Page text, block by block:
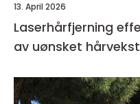
13. April 2026
Laserhårfjerning effektiv og varig reduksjon
av uønsket hårvekst